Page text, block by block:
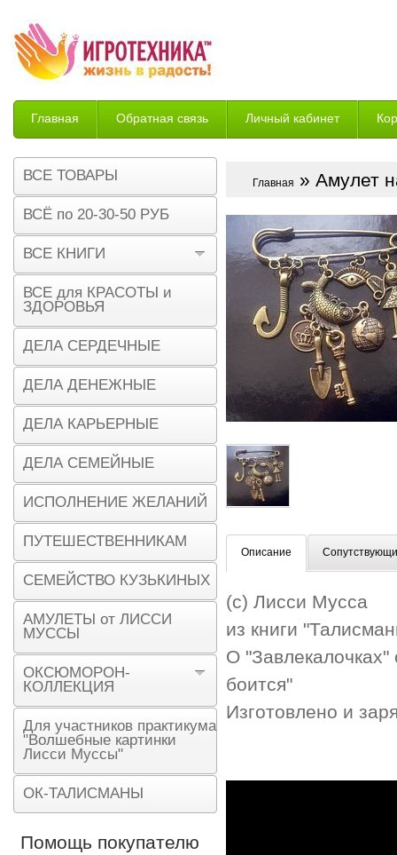
Главная Обратная связь Личный кабинет
Возврат
Главная » Амулет
Описание
(с) Лисси Мусса
из книги
О
боится"
Изготовлено и
ВСЕ ТОВАРЫ
ВСЁ по 20-30-50 РУБ
ВСЕ КНИГИ
ВСЕ для КРАСОТЫ и
ЗДОРОВЬЯ
ДЕЛА СЕРДЕЧНЫЕ
ДЕЛА ДЕНЕЖНЫЕ
ДЕЛА КАРЬЕРНЫЕ
ДЕЛА СЕМЕЙНЫЕ
ИСПОЛНЕНИЕ ЖЕЛАНИЙ
ПУТЕШЕСТВЕННИКАМ
СЕМЕЙСТВО КУЗЬКИНЫХ
АМУЛЕТЫ от ЛИССИ
МУССЫ
ОКСЮМОРОН-
КОЛЛЕКЦИЯ
Для участников практикума
"Волшебные картинки
Лисси Муссы"
ОК-ТАЛИСМАНЫ
Помощь покупателю